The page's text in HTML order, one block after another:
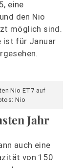
eine
den Nio
möglich sind.
ist für Januar
Nio ET7 auf
Nio
Jahr
auch eine
von 150